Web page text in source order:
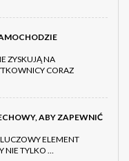
ZYSKUJĄ NA
CORAZ
ABY ZAPEWNIĆ
ELEMENT
NIE TYLKO …